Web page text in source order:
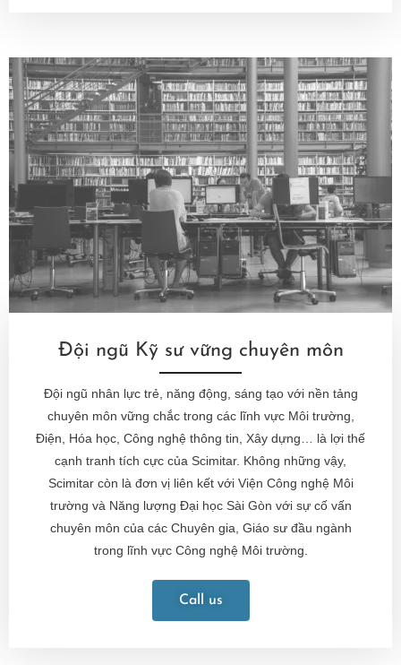
Đội ngũ Kỹ sư vững chuyên môn
Đội ngũ nhân lực trẻ, năng động, sáng tạo với nền tảng
chuyên môn vững chắc trong các lĩnh vực Môi trường,
Điện, Hóa học, Công nghệ thông tin, Xây dựng… là lợi thế
cạnh tranh tích cực của Scimitar. Không những vậy,
Scimitar còn là đơn vị liên kết với Viện Công nghệ Môi
trường và Năng lượng Đại học Sài Gòn với sự cố vấn
chuyên môn của các Chuyên gia, Giáo sư đầu ngành
trong lĩnh vực Công nghệ Môi trường.
Call us